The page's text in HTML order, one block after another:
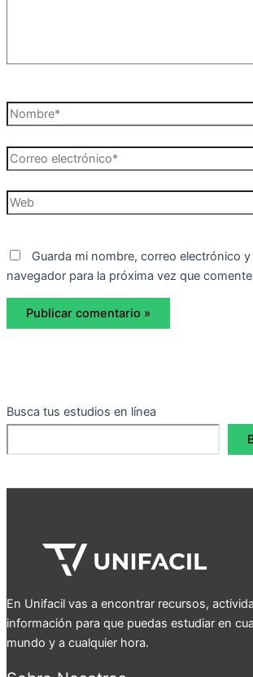
Nombre*
Correo
electrónico*
Web
Guarda mi nombre, correo electrónico
navegador para la próxima vez que
Busca tus estudios en línea
En Unifacil vas a encontrar recursos,
información para que puedas estudiar en
mundo y a cualquier hora.